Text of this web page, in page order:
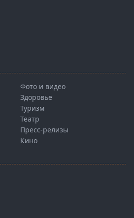
Фото и видео
Здоровье
Туризм
Театр
Пресс-релизы
Кино